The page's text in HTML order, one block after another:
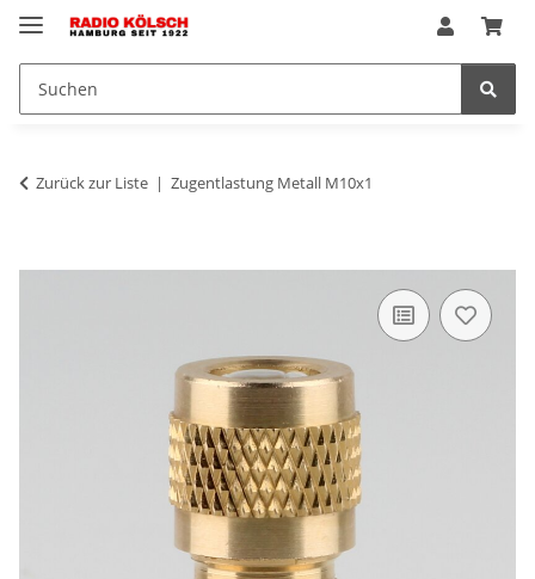
Zurück zur Liste Zugentlastung Metall M10x1